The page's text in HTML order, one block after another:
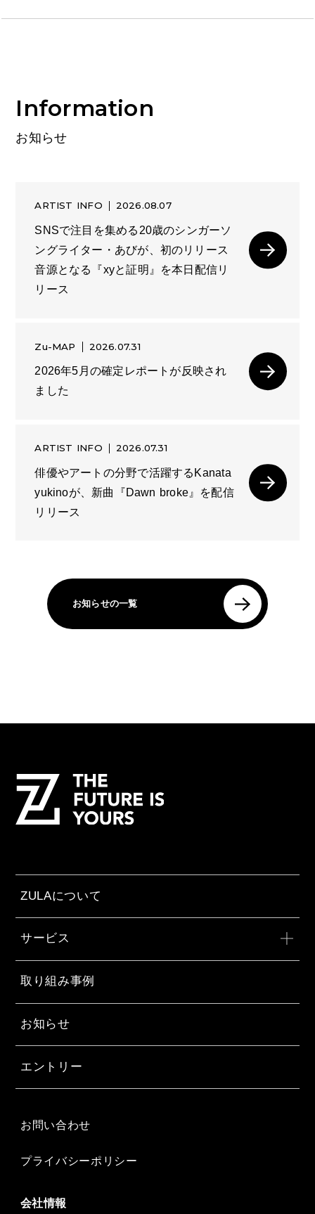
Information
お知らせ
ARTIST INFO 2026.08.07
SNSで注目を集める20歳のシンガーソ
ングライター・あびが、初のリリース
音源となる『xyと証明』を本日配信リ
リース
Zu-MAP 2026.07.31
2026年5月の確定レポートが反映され
ました
ARTIST INFO 2026.07.31
俳優やアートの分野で活躍するKanata
yukinoが、新曲『Dawn broke』を配信
リリース
お知らせの一覧
ZULAについて
サービス
取り組み事例
お知らせ
エントリー
お問い合わせ
プライバシーポリシー
会社情報